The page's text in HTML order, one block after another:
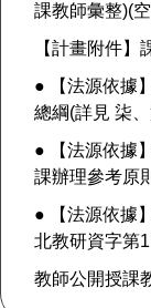
課教師彙整)(
【計畫附件
● 【法源依據
總綱(詳見 柒
● 【法源依據
課辦理參考原
● 【法源依據
北教研資字第
教師公開授課